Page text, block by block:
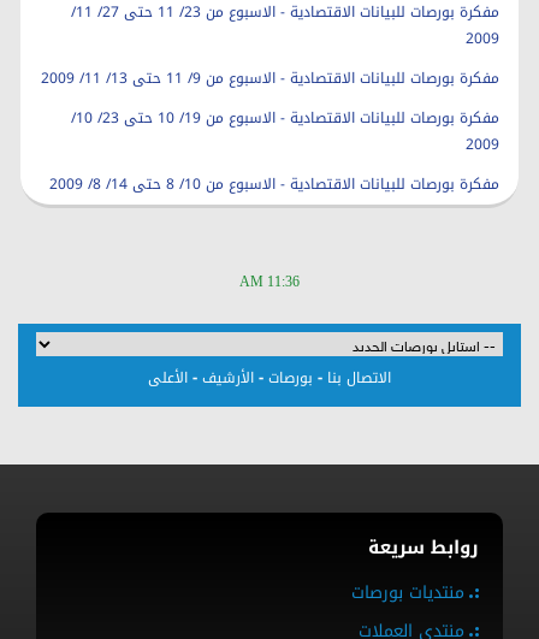
مفكرة بورصات للبيانات الاقتصادية - الاسبوع من 23/ 11 حتى 27/ 11/
2009
مفكرة بورصات للبيانات الاقتصادية - الاسبوع من 9/ 11 حتى 13/ 11/ 2009
مفكرة بورصات للبيانات الاقتصادية - الاسبوع من 19/ 10 حتى 23/ 10/
2009
مفكرة بورصات للبيانات الاقتصادية - الاسبوع من 10/ 8 حتى 14/ 8/ 2009
11:36 AM
الاتصال بنا - بورصات-الأرشيف-الأعلى
روابط سريعة
منتديات بورصات
منتدى العملات